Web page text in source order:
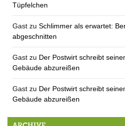
Tüpfelchen
Gast zu Schlimmer als erwartet:
abgeschnitten
Gast zu Der Postwirt schreibt
Gebäude abzureißen
Gast zu Der Postwirt schreibt
Gebäude abzureißen